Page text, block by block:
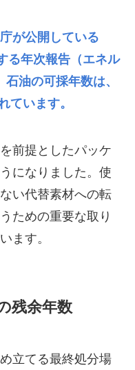
が公開している
る年次報告（エネル
石油の可採年数は、
います。
前提としたパッケ
になりました。使
い代替素材への転
ための重要な取り
ます。
残余年数
立てる最終処分場